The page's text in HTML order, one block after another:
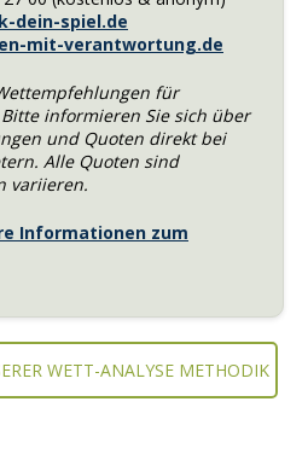
dein-spiel.de
mit-verantwortung.de
für
informieren Sie sich über
und Quoten direkt bei
Alle Quoten sind
variieren.
Informationen zum
WETT-ANALYSE METHODIK